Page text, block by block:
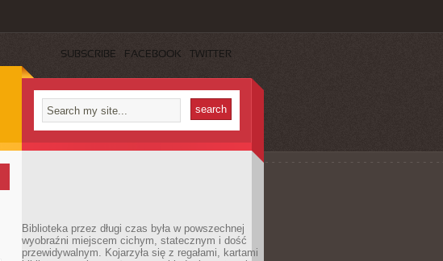
SUBSCRIBE FACEBOOK TWITTER
Biblioteka przez długi czas była w powszechnej
wyobraźni miejscem cichym, statecznym i dość
przewidywalnym. Kojarzyła się z regałami, kartami